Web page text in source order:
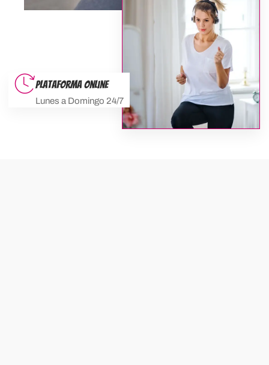
Plataforma Online
Lunes a Domingo 24/7